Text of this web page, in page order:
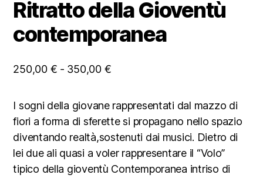
Ritratto della Gioventù
contemporanea
250,00 € - 350,00 €Fascia
prezzo:
da
250,00 €
a
350,00 €
I sogni della giovane rappresentati dal mazzo di
fiori a forma di sferette si propagano nello spazio
diventando realtà,sostenuti dai musici. Dietro di
lei due ali quasi a voler rappresentare il “Volo”
tipico della gioventù Contemporanea intriso di